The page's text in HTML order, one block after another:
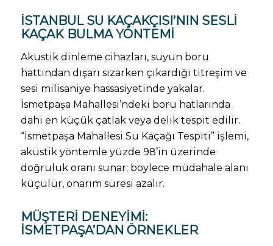
İSTANBUL SU KAÇAKÇISI’NIN SESLI
KAÇAK BULMA YÖNTEMI
Akustik dinleme cihazları, suyun boru
hattından dışarı sızarken çıkardığı titreşim ve
sesi milisaniye hassasiyetinde yakalar.
İsmetpaşa Mahallesi’ndeki boru hatlarında
dahi en küçük çatlak veya delik tespit edilir.
“İsmetpaşa Mahallesi Su Kaçağı Tespiti” işlemi,
akustik yöntemle yüzde 98’in üzerinde
doğruluk oranı sunar; böylece müdahale alanı
küçülür, onarım süresi azalır.
MÜŞTERI DENEYIMI:
İSMETPAŞA’DAN ÖRNEKLER